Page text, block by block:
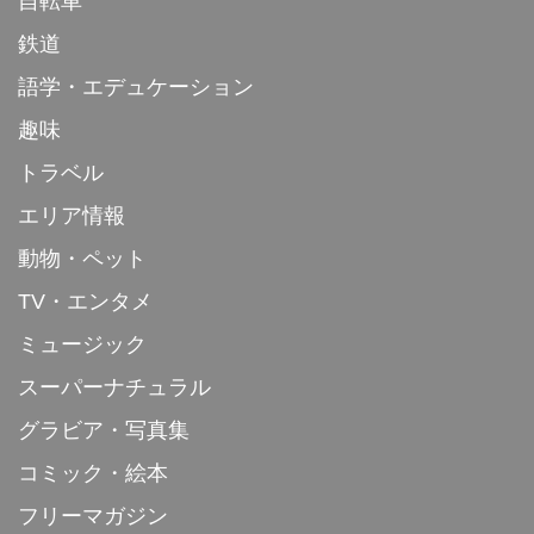
鉄道
語学・エデュケーション
趣味
トラベル
エリア情報
動物・ペット
TV・エンタメ
ミュージック
スーパーナチュラル
グラビア・写真集
コミック・絵本
フリーマガジン